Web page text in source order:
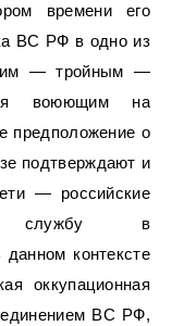
времени его
ВС РФ в одно из
— тройным —
воюющим на
предположение о
подтверждают и
— российские
службу в
контексте
оккупационная
ВС РФ,